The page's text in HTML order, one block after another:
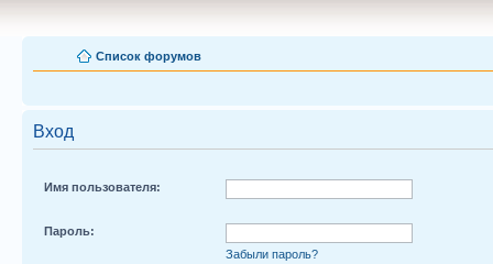
Список форумов
Вход
Имя пользователя:
Пароль:
Забыли пароль?